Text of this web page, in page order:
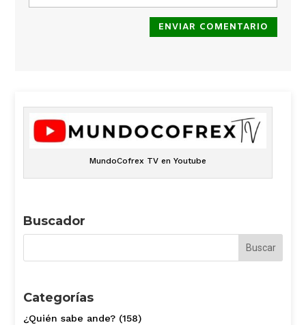
ENVIAR COMENTARIO
MundoCofrex TV en Youtube
Buscador
Categorías
¿Quién sabe ande?(158)